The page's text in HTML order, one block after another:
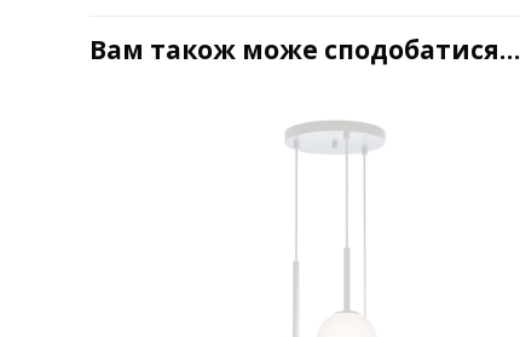
Вам також може сподобатися…